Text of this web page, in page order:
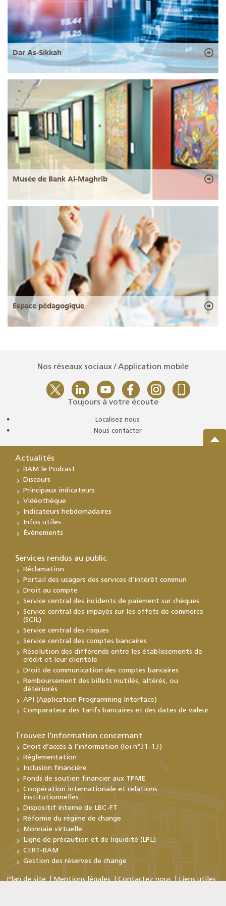
Dar As-Sikkah
Musée de Bank Al-Maghrib
Espace pédagogique
Nos réseaux sociaux / Application mobile
Toujours à votre écoute
Localisez nous
Nous contacter
Actualités
BAM le Podcast
Discours
Principaux indicateurs
Vidéothèque
Indicateurs hebdomadaires
Infos utiles
Événements
Services rendus au public
Réclamation
Portail des usagers des services d’intérêt commun
Droit au compte
Service central des incidents de paiement sur chèques
Service central des impayés sur les effets de commerce
(SCIL)
Service central des risques
Service central des comptes bancaires
Résolution des différends entre les établissements de
crédit et leur clientèle
Droit de communication des comptes bancaires
Remboursement des billets mutilés, altérés, ou
détériorés
API (Application Programming Interface)
Comparateur des tarifs bancaires et des dates de valeur
Trouvez l’information concernant
Droit d’accès à l’information (loi n°31-13)
Réglementation
Inclusion financière
Fonds de soutien financier aux TPME
Coopération internationale et relations
institutionnelles
Dispositif interne de LBC-FT
Réforme du régime de change
Monnaie virtuelle
Ligne de précaution et de liquidité (LPL)
CERT-BAM
Gestion des réserves de change
Plan de site Mentions légales Contactez nous Liens utiles